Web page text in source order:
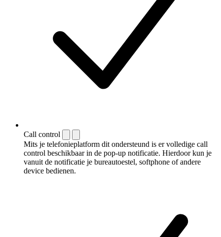
Call control
Mits je telefonieplatform dit ondersteund is er volledige call
control beschikbaar in de pop-up notificatie. Hierdoor kun je
vanuit de notificatie je bureautoestel, softphone of andere
device bedienen.